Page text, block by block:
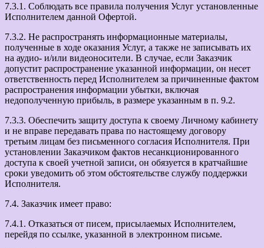
7.3.1. Соблюдать все правила получения Услуг установленные
Исполнителем данной Офертой.
7.3.2. Не распространять информационные материалы,
полученные в ходе оказания Услуг, а также не записывать их
на аудио- и/или видеоносители. В случае, если Заказчик
допустит распространение указанной информации, он несет
ответственность перед Исполнителем за причиненные фактом
распространения информации убытки, включая
недополученную прибыль, в размере указанным в п. 9.2.
7.3.3. Обеспечить защиту доступа к своему Личному кабинету
и не вправе передавать права по настоящему договору
третьим лицам без письменного согласия Исполнителя. При
установлении Заказчиком фактов несанкционированного
доступа к своей учетной записи, он обязуется в кратчайшие
сроки уведомить об этом обстоятельстве службу поддержки
Исполнителя.
7.4. Заказчик имеет право:
7.4.1. Отказаться от писем, присылаемых Исполнителем,
перейдя по ссылке, указанной в электронном письме.